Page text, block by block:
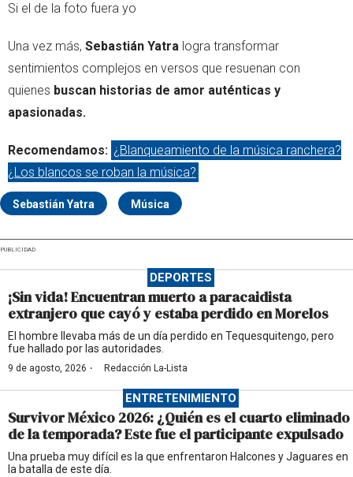
Si el de la foto fuera yo
Una vez más, Sebastián Yatra logra transformar
sentimientos complejos en versos que resuenan con
quienes buscan historias de amor auténticas y
apasionadas.
Recomendamos: ¿Blanqueamiento de la música ranchera?
¿Los blancos se roban la música?
Sebastián Yatra Música
PUBLICIDAD
DEPORTES
¡Sin vida! Encuentran muerto a paracaidista
extranjero que cayó y estaba perdido en Morelos
El hombre llevaba más de un día perdido en Tequesquitengo, pero
fue hallado por las autoridades.
9 de agosto, 2026 · Redacción La-Lista
ENTRETENIMIENTO
Survivor México 2026: ¿Quién es el cuarto eliminado
de la temporada? Este fue el participante expulsado
Una prueba muy difícil es la que enfrentaron Halcones y Jaguares en
la batalla de este día.